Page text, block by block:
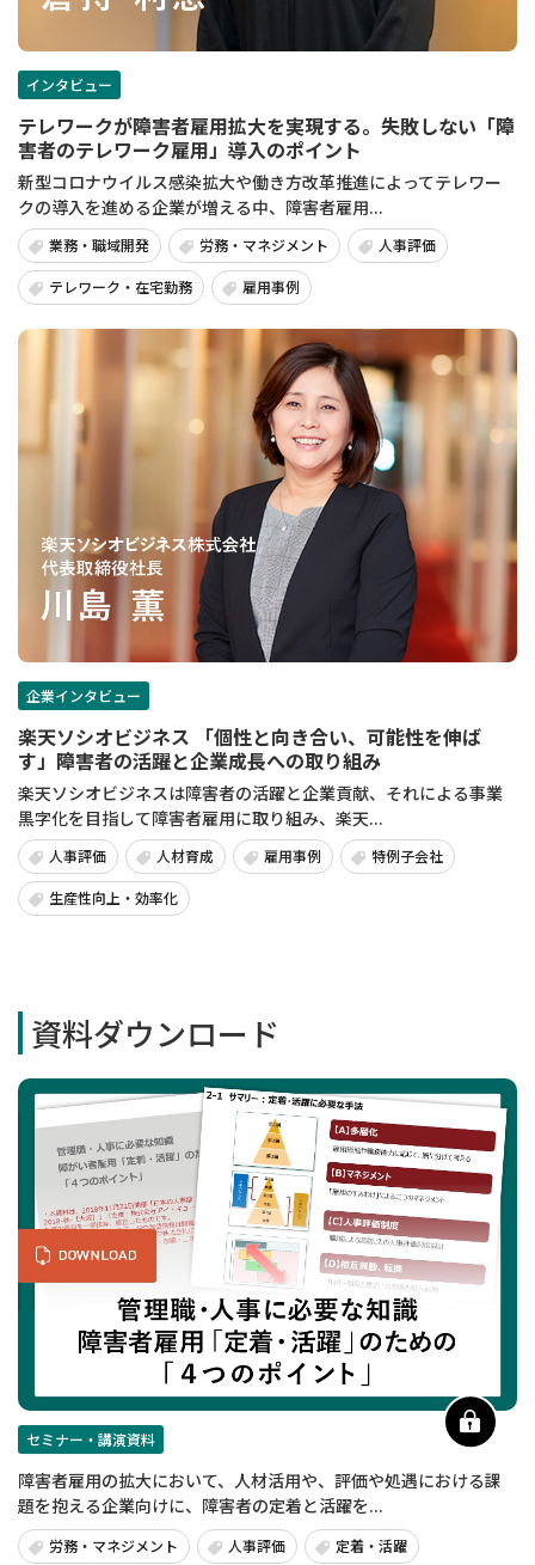
インタビュー
テレワークが障害者雇用拡大を実現する。失敗しない「障
害者のテレワーク雇用」導入のポイント
新型コロナウイルス感染拡大や働き方改革推進によってテレワー
クの導入を進める企業が増える中、障害者雇用...
業務・職域開発 労務・マネジメント 人事評価
テレワーク・在宅勤務 雇用事例
企業インタビュー
楽天ソシオビジネス 「個性と向き合い、可能性を伸ば
す」障害者の活躍と企業成長への取り組み
楽天ソシオビジネスは障害者の活躍と企業貢献、それによる事業
黒字化を目指して障害者雇用に取り組み、楽天...
人事評価 人材育成 雇用事例 特例子会社
生産性向上・効率化
資料ダウンロード
セミナー・講演資料
障害者雇用の拡大において、人材活用や、評価や処遇における課
題を抱える企業向けに、障害者の定着と活躍を...
労務・マネジメント 人事評価 定着・活躍